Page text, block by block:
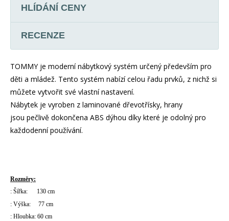
HLÍDÁNÍ CENY
RECENZE
TOMMY je moderní nábytkový systém určený především pro
děti a mládež. Tento systém nabízí celou řadu prvků, z nichž si
můžete vytvořit své vlastní nastavení.
Nábytek je vyroben z laminované dřevotřísky, hrany
jsou pečlivě dokončena ABS dýhou díky které je odolný pro
každodenní používání.
Rozměry:
: Šířka: 130 cm
: Výška: 77 cm
: Hloubka: 60 cm